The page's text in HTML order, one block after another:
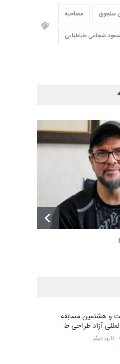
مصاحبه سلجوق
شجاعی طباطبایی
و هشتمین مسابقه
آزاد طراحی ط…
8 روز دیگر